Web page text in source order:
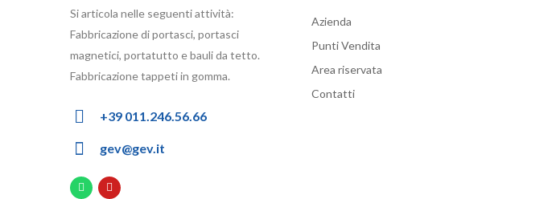
Si articola nelle seguenti attività:
Fabbricazione di portasci, portasci
magnetici, portatutto e bauli da tetto.
Fabbricazione tappeti in gomma.
+39 011.246.56.66
gev@gev.it
Azienda
Punti Vendita
Area riservata
Contatti